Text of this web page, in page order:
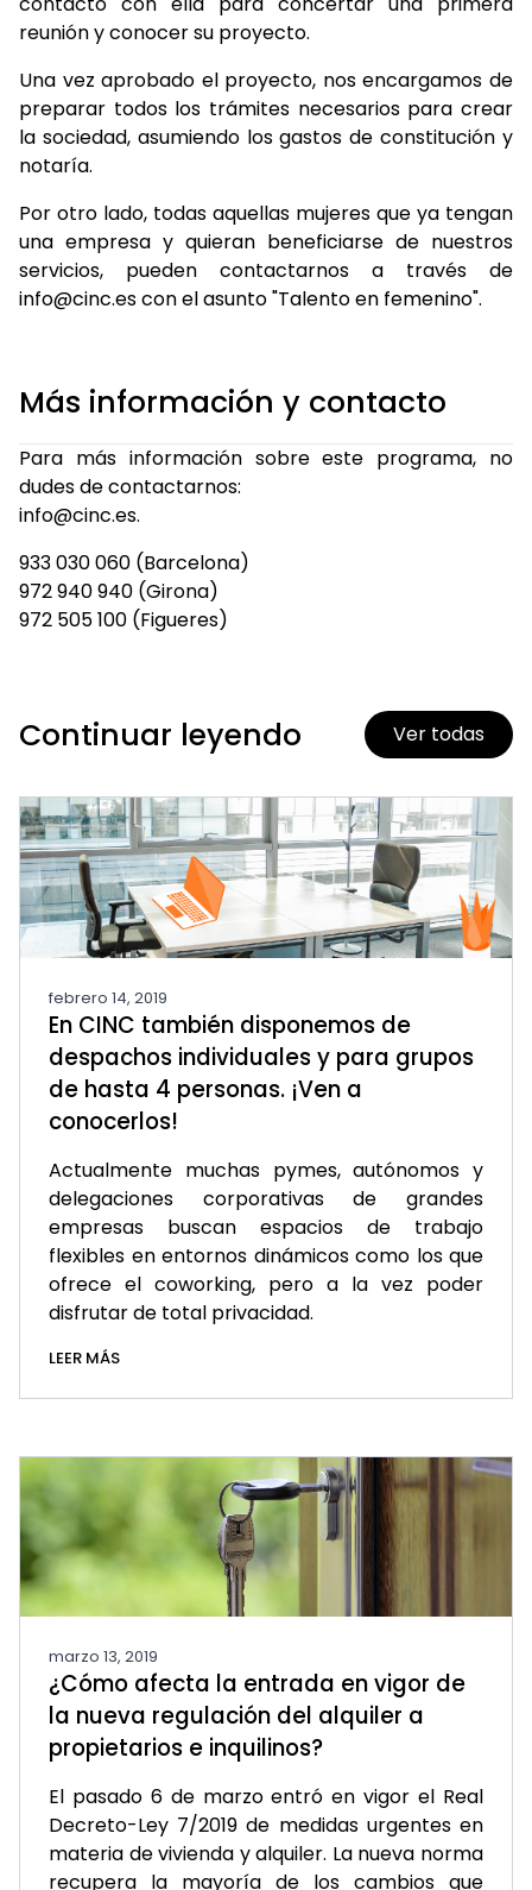
reunión y conocer su proyecto.
Una vez aprobado el proyecto, nos encargamos de
preparar todos los trámites necesarios para crear
la sociedad, asumiendo los gastos de constitución y
notaría.
Por otro lado, todas aquellas mujeres que ya tengan
una empresa y quieran beneficiarse de nuestros
servicios, pueden contactarnos a través de
info@cinc.es con el asunto "Talento en femenino".
Más información y contacto
Para más información sobre este programa, no
dudes de contactarnos:
info@cinc.es.
933 030 060 (Barcelona)
972 940 940 (Girona)
972 505 100 (Figueres)
Continuar leyendo Ver todas
febrero 14, 2019
En CINC también disponemos de
despachos individuales y para grupos
de hasta 4 personas. ¡Ven a
conocerlos!
Actualmente muchas pymes, autónomos y
delegaciones corporativas de grandes
empresas buscan espacios de trabajo
flexibles en entornos dinámicos como los que
ofrece el coworking, pero a la vez poder
disfrutar de total privacidad.
LEER MÁS
marzo 13, 2019
¿Cómo afecta la entrada en vigor de
la nueva regulación del alquiler a
propietarios e inquilinos?
El pasado 6 de marzo entró en vigor el Real
Decreto-Ley 7/2019 de medidas urgentes en
materia de vivienda y alquiler. La nueva norma
recupera la mayoría de los cambios que